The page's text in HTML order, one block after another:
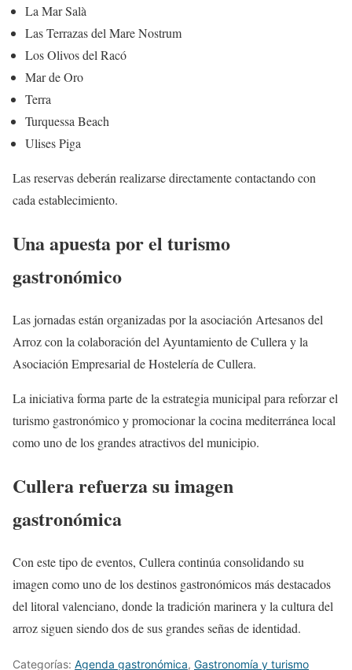
La Mar Salà
Las Terrazas del Mare Nostrum
Los Olivos del Racó
Mar de Oro
Terra
Turquessa Beach
Ulises Piga
Las reservas deberán realizarse directamente contactando con
cada establecimiento.
Una apuesta por el turismo
gastronómico
Las jornadas están organizadas por la asociación Artesanos del
Arroz con la colaboración del Ayuntamiento de Cullera y la
Asociación Empresarial de Hostelería de Cullera.
La iniciativa forma parte de la estrategia municipal para reforzar el
turismo gastronómico y promocionar la cocina mediterránea local
como uno de los grandes atractivos del municipio.
Cullera refuerza su imagen
gastronómica
Con este tipo de eventos, Cullera continúa consolidando su
imagen como uno de los destinos gastronómicos más destacados
del litoral valenciano, donde la tradición marinera y la cultura del
arroz siguen siendo dos de sus grandes señas de identidad.
Categorías: Agenda gastronómica, Gastronomía y turismo